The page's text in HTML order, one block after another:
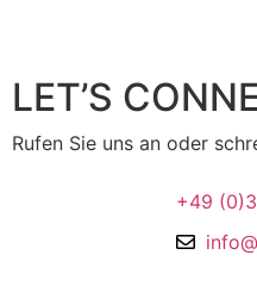
LET’S
Rufen Sie uns an oder
+49